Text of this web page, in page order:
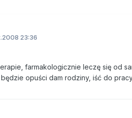
23:36
farmakologicznie leczę się od
opuści dam rodziny, iść do